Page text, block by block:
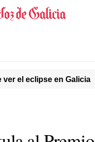
ver el eclipse en Galicia